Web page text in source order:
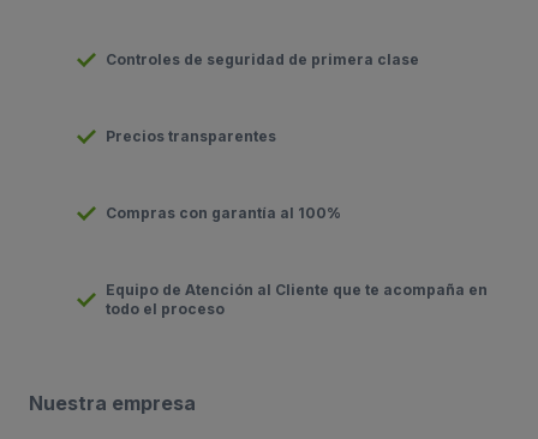
Controles de seguridad de primera clase
Precios transparentes
Compras con garantía al 100%
Equipo de Atención al Cliente que te acompaña en
todo el proceso
Nuestra empresa